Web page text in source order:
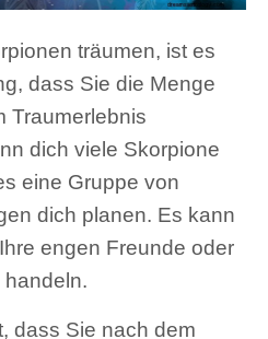
träumen, ist es
dass Sie die Menge
Traumerlebnis
dich viele Skorpione
eine Gruppe von
dich planen. Es kann
engen Freunde oder
handeln.
dass Sie nach dem